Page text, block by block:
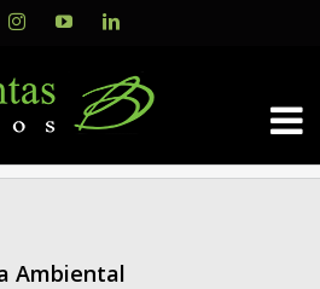
InstagramYouTubeLinkedIn
Ambiental